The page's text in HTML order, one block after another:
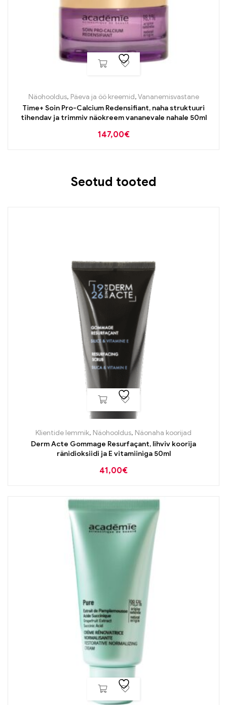
Näohooldus, Päeva ja öö kreemid,Vananemisvastane
Time+ Soin Pro-Calcium Redensifiant, naha struktuuri
tihendav ja trimmiv näokreem vananevale nahale 50ml
147,00€
Seotud tooted
Klientide lemmik, Näohooldus, Näonaha koorijad
Derm Acte Gommage Resurfaçant, lihviv koorija
ränidioksiidi ja E vitamiiniga 50ml
41,00€